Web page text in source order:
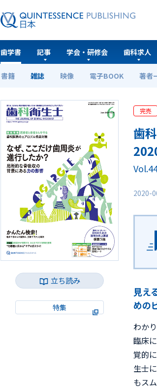
歯学書
書籍 雑誌 映像 電子BOOK 著者
記事 学会・研修会 歯科求人
ホーム 歯学書 歯科衛生士 2020年6月号
立ち読み
特集
完売
歯
2020-
見え
めの
わか
臨床
覚的
生士
もス